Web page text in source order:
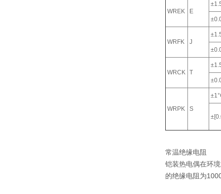
WREK E
WRFK J
WRCK T
WRPK S
常温绝缘电阻
铠装热电偶在环
的绝缘电阻为